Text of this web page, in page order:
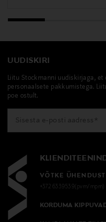
UUDISKIRI
Liitu Stockmanni uudiskirjaga,
personaalsete pakkumistega.
poe ostult.
VÕTKE ÜHENDUST
+372 6339539(pvm/mpm)
KORDUMA